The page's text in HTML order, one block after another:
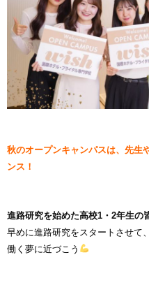
秋のオープンキャンパスは、先生
ンス！
進路研究を始めた高校1・2年生の
早めに進路研究をスタートさせて、
働く夢に近づこう